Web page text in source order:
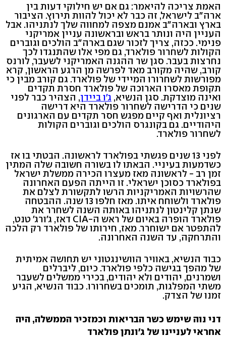
האמת צריכה להיאמר: גם אם יש חילוקי דעות בין
ארה"ב לישראל, זה כבר לא יכול להוות תירוץ. הציבור
בארץ ובארה"ב אמנם מצפה למחווה שלך לנתניהו. אבל
העניין היה ונותר בראש ובראשונה עניין אמריקני
פנימי. ככזה, צריך לזכור שגם בארה"ב הולכים וגוברים
הקולות לשחרור פולארד, גם מפי אלו שהתנגדו לכך
נחרצות בעבר. סגן שר ההגנה האמריקני לשעבר, לורנס
קורב, שהיה מקורב מאד לפרשה מן הרגע הראשון, קרא
מפורשות לשחרורו המיידי של פולארד. גם קורב מבין כי
תקופת מאסרו הארוכה של פולארד חסרת תקדים
ואינה מוצדקת. סגן הנשיא, ג'ו ביידן, הצהיר כבר לפני
שנים כי הדרישה לשחרור פולארד היא דרישה
רציונלית ואף קיים מפגש חסר תקדים עם הארגונים
היהודיים. גם בקונגרס הולכים וגוברים הקולות
לשחרור פולארד.
לפני 13 שנים פגשתי בפולארד לראשונה. הבטתי בו אז
כשדמעות בעיניי. הבאתו לו בשורה חשובה שלה המתין
זמן רב - לראשונה מאז מעצרו הכירה ממשלת ישראל
בפולארד כסוכן ישראלי. זו הייתה הפעם האחרונה
שהרשויות האמריקניות הרשו לתקשורת לצלם את
פולארד ולשוחח איתו. מאז חלפו 13 שנה. ההבטחה
שנתן קלינטון לנתניהו באותה השנה לשחרר את
פולארד הופרה באיום של ראש ה-CIA דאז, ג׳ורג׳ טנט,
להתפטר אם ישוחרר. מאז, חירותו של פולארד רק הלכה
והתרחקה, עד השנה האחרונה.
כבוד הנשיא, באוויר הוושינגטוני יש תחושה אמיתית
של מהפך בגישה כלפי פולארד. כיום, ליברלים
ושמרנים, יהודים ולא יהודים, בכירי ממשלים לשעבר
משתי המפלגות, תומכים בשחרורו. כבוד הנשיא, הגיע
זמנו של הצדק.
דני נוה שימש כשר הבריאות וכמזכיר הממשלה, היה
אחראי לעניינו של ג'ונתן פולארד